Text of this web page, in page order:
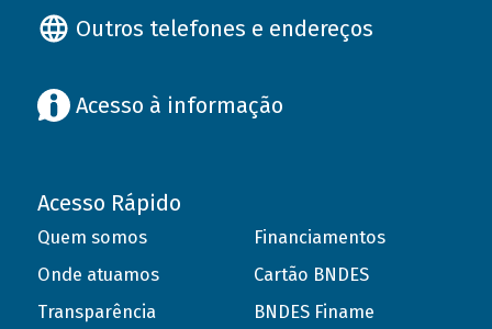
Outros telefones e endereços
Acesso à informação
Acesso Rápido
Quem somos
Onde atuamos
Transparência
Financiamentos
Cartão BNDES
BNDES Finame